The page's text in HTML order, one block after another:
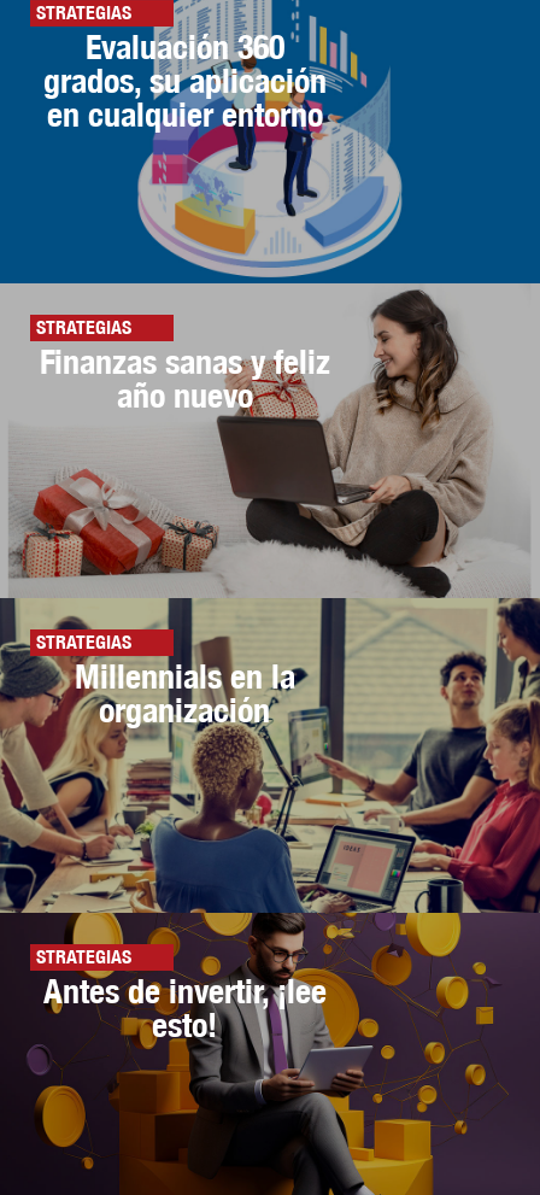
STRATEGIAS
Evaluación 360
grados, su aplicación
en cualquier entorno
STRATEGIAS
Finanzas sanas y feliz
año nuevo
STRATEGIAS
Millennials en la
organización
STRATEGIAS
Antes de invertir, ¡lee
esto!